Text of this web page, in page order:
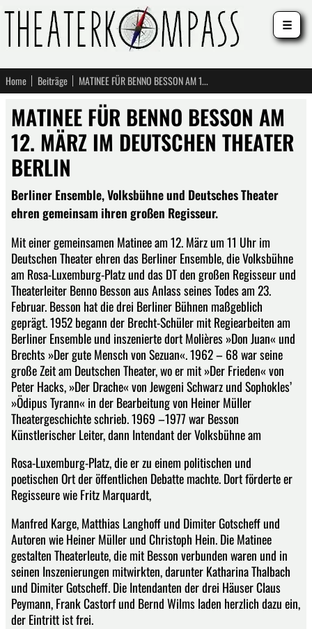
Home Beiträge MATINEE FÜR BENNO BESSON AM 12. MÄRZ IM DEUTSCHEN THEATER BERLIN
MATINEE FÜR BENNO BESSON AM
12. MÄRZ IM DEUTSCHEN THEATER
BERLIN
Berliner Ensemble, Volksbühne und Deutsches Theater
ehren gemeinsam ihren großen Regisseur.
Mit einer gemeinsamen Matinee am 12. März um 11 Uhr im
Deutschen Theater ehren das Berliner Ensemble, die Volksbühne
am Rosa-Luxemburg-Platz und das DT den großen Regisseur und
Theaterleiter Benno Besson aus Anlass seines Todes am 23.
Februar. Besson hat die drei Berliner Bühnen maßgeblich
geprägt. 1952 begann der Brecht-Schüler mit Regiearbeiten am
Berliner Ensemble und inszenierte dort Molières »Don Juan« und
Brechts »Der gute Mensch von Sezuan«. 1962 – 68 war seine
große Zeit am Deutschen Theater, wo er mit »Der Frieden« von
Peter Hacks, »Der Drache« von Jewgeni Schwarz und Sophokles’
»Ödipus Tyrann« in der Bearbeitung von Heiner Müller
Theatergeschichte schrieb. 1969 –1977 war Besson
Künstlerischer Leiter, dann Intendant der Volksbühne am
Rosa-Luxemburg-Platz, die er zu einem politischen und
poetischen Ort der öffentlichen Debatte machte. Dort förderte er
Regisseure wie Fritz Marquardt,
Manfred Karge, Matthias Langhoff und Dimiter Gotscheff und
Autoren wie Heiner Müller und Christoph Hein. Die Matinee
gestalten Theaterleute, die mit Besson verbunden waren und in
seinen Inszenierungen mitwirkten, darunter Katharina Thalbach
und Dimiter Gotscheff. Die Intendanten der drei Häuser Claus
Peymann, Frank Castorf und Bernd Wilms laden herzlich dazu ein,
der Eintritt ist frei.
☰